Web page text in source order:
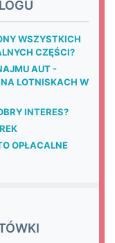
WSZYSTKICH
CZĘŚCI?
AUT -
LOTNISKACH W
INTERES?
OPŁACALNE